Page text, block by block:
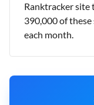
Ranktracker
390,000 of
each month.